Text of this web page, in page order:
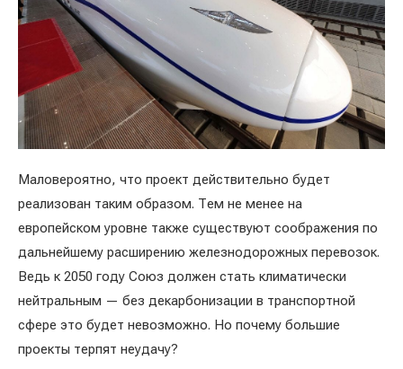
Маловероятно, что проект действительно будет
реализован таким образом. Тем не менее на
европейском уровне также существуют соображения по
дальнейшему расширению железнодорожных перевозок.
Ведь к 2050 году Союз должен стать климатически
нейтральным — без декарбонизации в транспортной
сфере это будет невозможно. Но почему большие
проекты терпят неудачу?